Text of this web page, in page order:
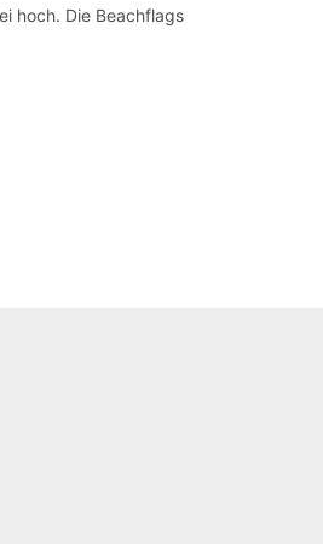
hoch. Die Beachflags